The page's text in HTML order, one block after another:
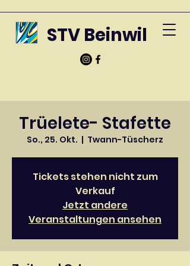
STV Beinwil
Trüelete- Stafette
So., 25. Okt.
  |
Twann-Tüscherz
Tickets stehen nicht zum
Verkauf
Jetzt andere
Veranstaltungen ansehen